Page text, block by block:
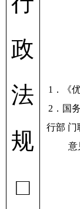
政
法
规
□
1．《
2．国
行部 门
意